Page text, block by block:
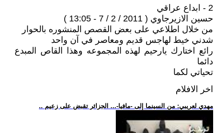
2 - ابداع عراقي
حسين الازيرجاوي ( 2011 / 2 / 7 - 13:05 )
من خلال اطلاعي على بعض القصص المنشوره بالحوار
شدني خيط لهاجس قديم ومعاصر في آن واحد
رائع اختارك يارحيم لهذه المجموعه وهذا القاص المبدع
دائما
تحياتي لكما
اخر الافلام
.. مهدي لعريبي: من السينما إلى -مافيا-... الجزائر تقبض على زعيم